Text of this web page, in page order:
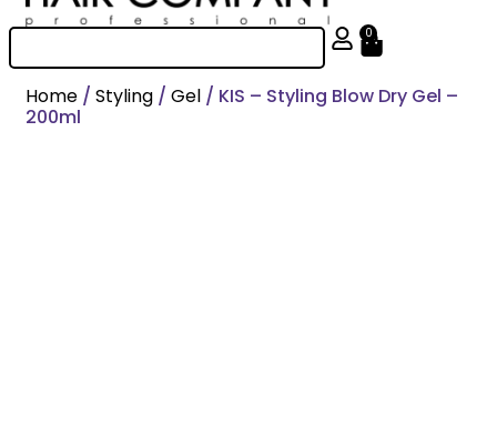
0
Home / Styling / Gel / KIS – Styling Blow Dry Gel –
200ml